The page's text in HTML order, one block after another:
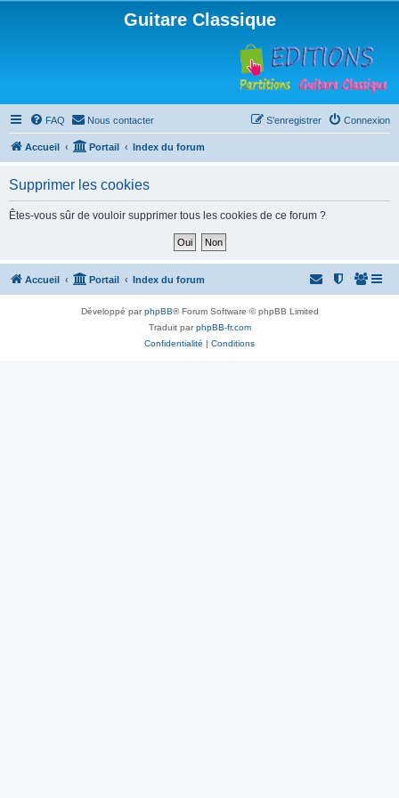
Guitare Classique
FAQ Nous contacter Connexion
S’enregistrer
Accueil Portail Index du forum
Supprimer les cookies
Êtes-vous sûr de vouloir supprimer tous les cookies de ce forum ?
Accueil Portail Index du forum
Développé parphpBB® Forum Software © phpBB Limited
Traduit parphpBB-fr.com
Confidentialité | Conditions